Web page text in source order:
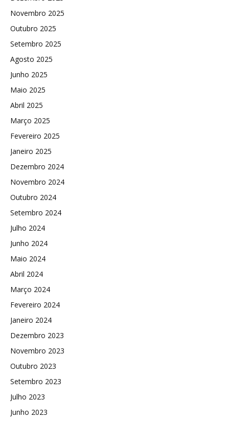
Novembro 2025
Outubro 2025
Setembro 2025
Agosto 2025
Junho 2025
Maio 2025
Abril 2025
Março 2025
Fevereiro 2025
Janeiro 2025
Dezembro 2024
Novembro 2024
Outubro 2024
Setembro 2024
Julho 2024
Junho 2024
Maio 2024
Abril 2024
Março 2024
Fevereiro 2024
Janeiro 2024
Dezembro 2023
Novembro 2023
Outubro 2023
Setembro 2023
Julho 2023
Junho 2023